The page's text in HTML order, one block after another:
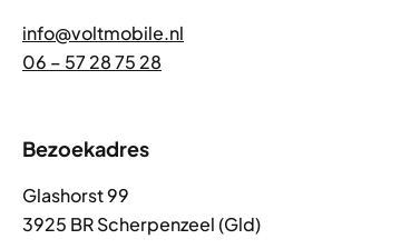
info@voltmobile.nl
06 – 57 28 75 28
Bezoekadres
Glashorst 99
3925 BR Scherpenzeel (Gld)